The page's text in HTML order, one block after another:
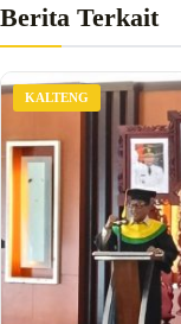
Berita Terkait
KALTENG